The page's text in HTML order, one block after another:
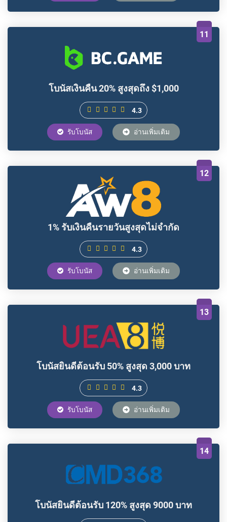
11
โบนัสเงินคืน 20% สูงสุดถึง $1,000
4.3
รับโบนัส อ่านเพิ่มเติม
12
1% รับเงินคืนรายวันสูงสุดไม่จำกัด
4.3
รับโบนัส อ่านเพิ่มเติม
13
โบนัสยินดีต้อนรับ 50% สูงสุด 3,000 บาท
4.3
รับโบนัส อ่านเพิ่มเติม
14
โบนัสยินดีต้อนรับ 120% สูงสุด 9000 บาท